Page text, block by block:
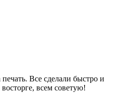
Все сделали быстро и
всем советую!